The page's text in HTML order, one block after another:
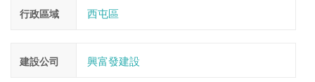
行政區域 西屯區
建設公司 興富發建設